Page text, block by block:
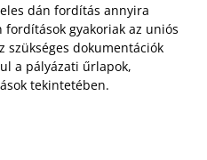
dán fordítás annyira
gyakoriak az uniós
szükséges dokumentációk
a pályázati űrlapok,
tekintetében.